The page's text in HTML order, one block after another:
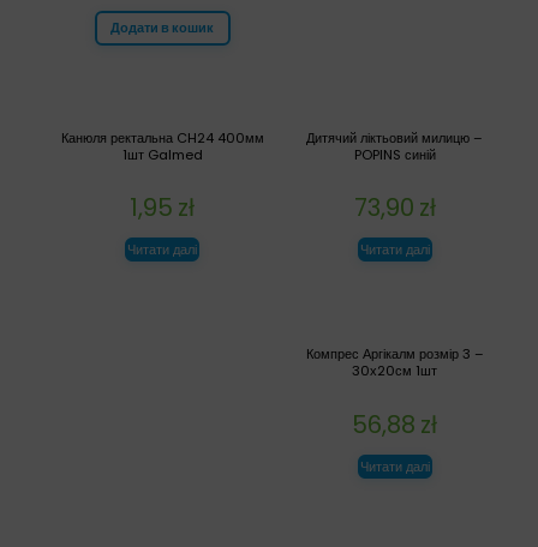
Додати в кошик
Дитячий ліктьовий милицю –
POPINS синій
73,90 zł
Читати далі
Канюля ректальна CH24 400мм
1шт Galmed
1,95 zł
Читати далі
Компрес Аргікалм розмір 3 –
30х20см 1шт
56,88 zł
Читати далі